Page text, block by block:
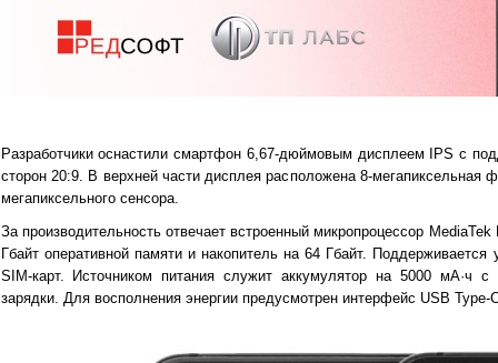
Разработчики оснастили смартфон 6,67-дюймовым дисплеем IPS с
сторон 20:9. В верхней части дисплея расположена 8-мегапиксельная
мегапиксельного сенсора.
За производительность отвечает встроенный микропроцессор
Гбайт оперативной памяти и накопитель на 64 Гбайт.
SIM-карт. Источником питания служит аккумулятор на 5000 мА·ч
зарядки. Для восполнения энергии предусмотрен интерфейс USB Type-